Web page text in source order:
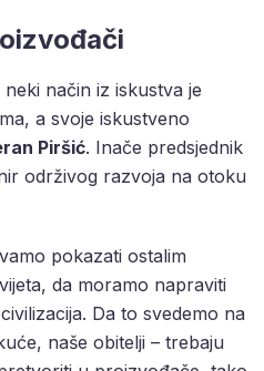
način iz iskustva je
a svoje iskustveno
Piršić. Inače predsjednik
održivog razvoja na otoku
pokazati ostalim
da moramo napraviti
Da to svedemo na
naše obitelji – trebaju